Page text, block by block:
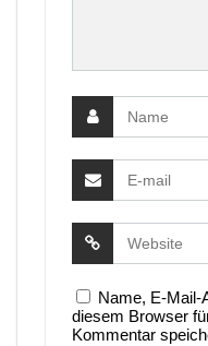
Name, E-Mail-
diesem Browser
Kommentar